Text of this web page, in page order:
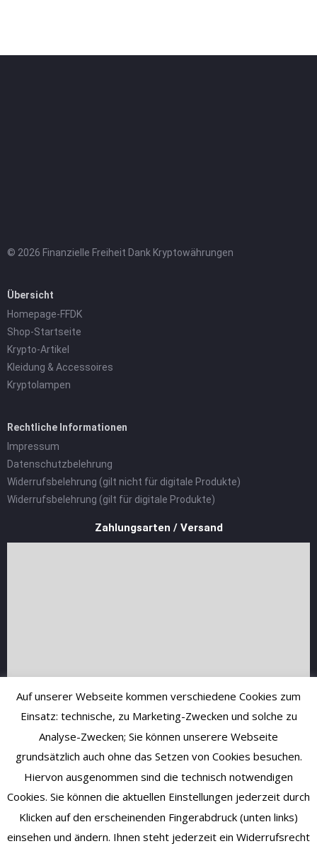
© 2026 Finanzielle Freiheit Dank Kryptowährungen
Übersicht
Homepage-FFDK
Shop-Startseite
Krypto-Artikel
Kleidung & Accessoires
Kryptolampen
Rechtliche Informationen
Impressum
Datenschutzbelehrung
Widerrufsbelehrung (gilt nicht für digitale Produkte)
Widerrufsbelehrung (gilt für digitale Produkte)
Zahlungsarten / Versand
Auf unserer Webseite kommen verschiedene Cookies zum
Einsatz: technische, zu Marketing-Zwecken und solche zu
Analyse-Zwecken; Sie können unserere Webseite
grundsätzlich auch ohne das Setzen von Cookies besuchen.
Hiervon ausgenommen sind die technisch notwendigen
Cookies. Sie können die aktuellen Einstellungen jederzeit durch
Klicken auf den erscheinenden Fingerabdruck (unten links)
einsehen und ändern. Ihnen steht jederzeit ein Widerrufsrecht